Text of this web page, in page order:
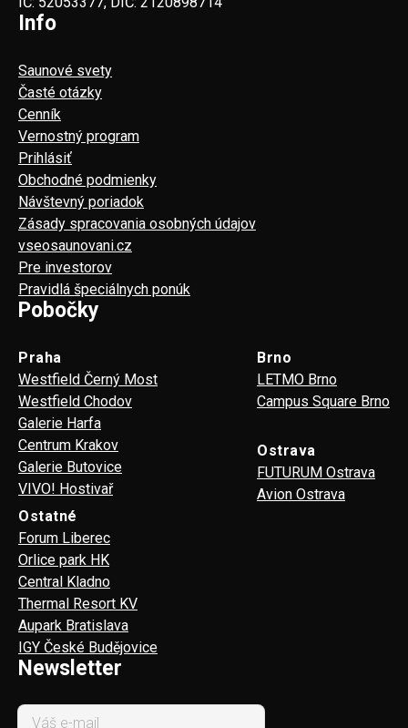
Info
Saunové svety
Časté otázky
Cenník
Vernostný program
Prihlásiť
Obchodné podmienky
Návštevný poriadok
Zásady spracovania osobných údajov
vseosaunovani.cz
Pre investorov
Pravidlá špeciálnych ponúk
Pobočky
Praha
Westfield Černý Most
Westfield Chodov
Galerie Harfa
Centrum Krakov
Galerie Butovice
VIVO! Hostivař
Brno
LETMO Brno
Campus Square Brno
Ostrava
FUTURUM Ostrava
Avion Ostrava
Ostatné
Forum Liberec
Orlice park HK
Central Kladno
Thermal Resort KV
Aupark Bratislava
IGY České Budějovice
Newsletter